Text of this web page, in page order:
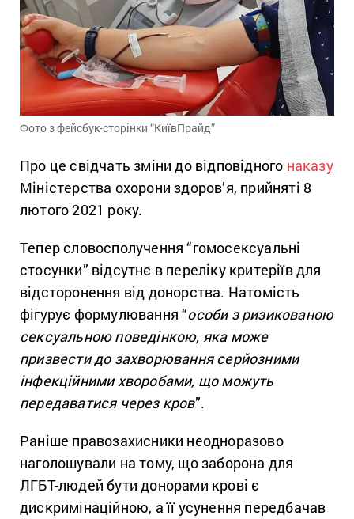
Фото з фейсбук-сторінки “КиївПрайд”
Про це свідчать зміни до відповідного наказу
Міністерства охорони здоров’я, прийняті 8
лютого 2021 року.
Тепер словосполучення “гомосексуальні
стосунки” відсутнє в переліку критеріїв для
відсторонення від донорства. Натомість
фігурує формулювання “особи з ризикованою
сексуальною поведінкою, яка може
призвести до захворювання серйозними
інфекційними хворобами, що можуть
передаватися через кров”.
Раніше правозахисники неодноразово
наголошували на тому, що заборона для
ЛГБТ-людей бути донорами крові є
дискримінаційною, а її усунення передбачав